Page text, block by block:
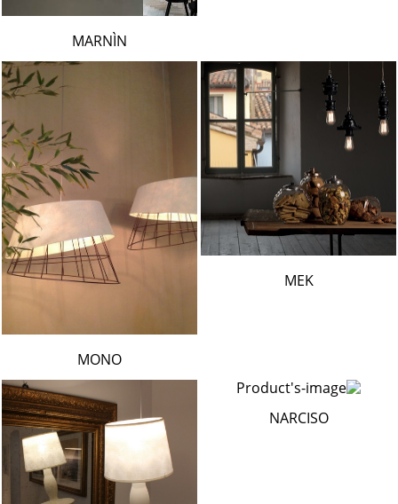
MARNÌN
MEK
MONO
NARCISO